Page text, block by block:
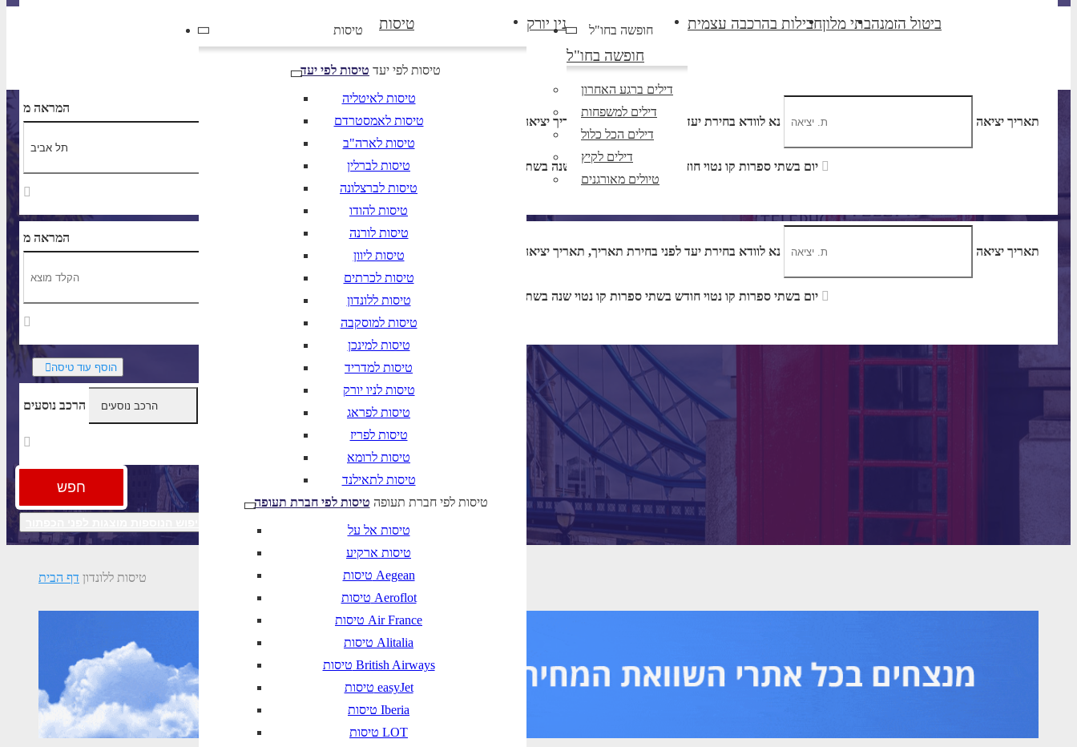
טיסות טיסות
טיסות לפי יעד טיסות לפי יעד
טיסות לאיטליה
טיסות לאמסטרדם
טיסות לארה"ב
טיסות לברלין
טיסות לברצלונה
טיסות להודו
טיסות לורנה
טיסות ליוון
טיסות לכרתים
טיסות ללונדון
טיסות למוסקבה
טיסות למינכן
טיסות למדריד
טיסות לניו יורק
טיסות לפראג
טיסות לפריז
טיסות לרומא
טיסות לתאילנד
טיסות לפי חברת תעופה טיסות לפי חברת תעופה
טיסות אל על
טיסות ארקיע
טיסות Aegean
טיסות Aeroflot
טיסות Air France
טיסות Alitalia
טיסות British Airways
טיסות easyJet
טיסות Iberia
טיסות LOT
ניו יורק חופשה בחו"ל
חופשה בחו"ל
דילים ברגע האחרון
דילים למשפחות
דילים הכל כלול
דילים לקיץ
טיולים מאורגנים
חבילות בהרכבה עצמיתבתי מלוןביטול הזמנה
המראה מ
תאריך יציאה
נא לוודא בחירת יעד לפני בחירת תאריך, תאריך יציאה, מתי? יום, חודש, שנה
המראה מ
תאריך יציאה
נא לוודא בחירת יעד לפני בחירת תאריך, תאריך יציאה,
הוסף עוד טיסה
הרכב נוסעים
חפש
דף הבית טיסות ללונדון